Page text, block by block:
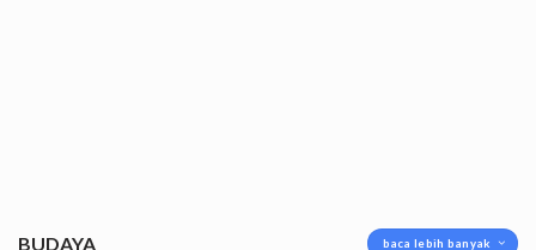
BUDAYA baca lebih banyak